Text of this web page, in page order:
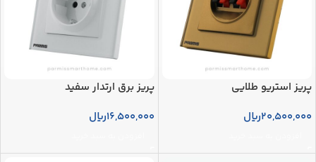
پریز استریو طلایی
20,500,000ریال
پریز برق ارتدار سفید
16,500,000ریال